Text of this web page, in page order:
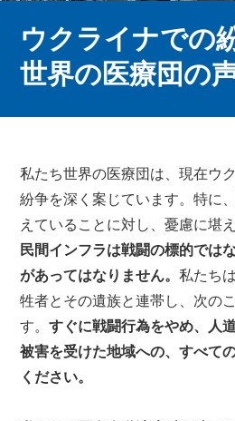
ウクライナでの
世界の医療団の
私たち世界の医療団は、現在ウ
紛争を深く案じています。特に
えていることに対し、憂慮に堪
民間インフラは戦闘の標的では
があってはなりません。私たち
牲者とその遺族と連帯し、次の
す。すぐに戦闘行為をやめ、人
被害を受けた地域への、すべて
ください。